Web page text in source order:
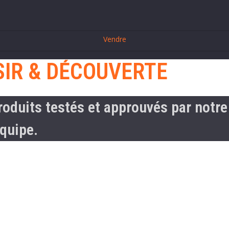
Vendre
& DÉCOUVERTE
testés et approuvés par notre